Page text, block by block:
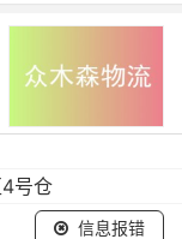
号仓
信息报错